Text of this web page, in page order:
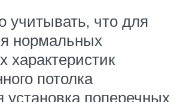
учитывать, что для
нормальных
характеристик
потолка
установка поперечных